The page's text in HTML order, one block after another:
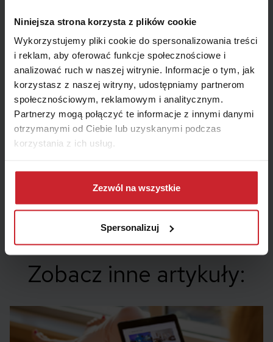
Niniejsza strona korzysta z plików cookie
Wykorzystujemy pliki cookie do spersonalizowania treści
i reklam, aby oferować funkcje społecznościowe i
analizować ruch w naszej witrynie. Informacje o tym, jak
korzystasz z naszej witryny, udostępniamy partnerom
społecznościowym, reklamowym i analitycznym.
Partnerzy mogą połączyć te informacje z innymi danymi
otrzymanymi od Ciebie lub uzyskanymi podczas
korzystania z ich usług.
Dowiedz się więcej na temat tego, kim jesteśmy, jak
można się z nami skontaktować i w jaki sposób
przetwarzamy dane osobowe w ramachPolityki
Zezwól na wszystkie
Spersonalizuj
Zobacz inne artykuły: